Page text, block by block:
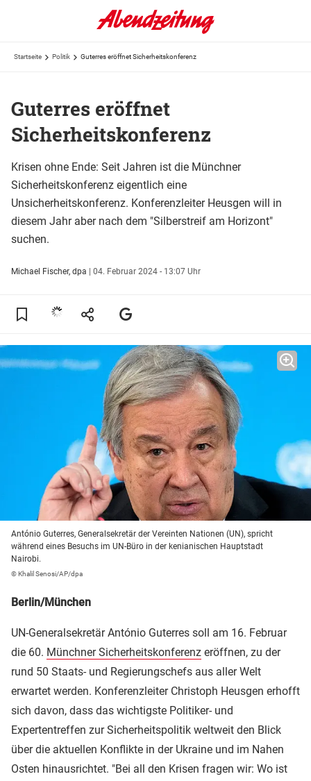
Startseite Politik Guterres eröffnet Sicherheitskonferenz
Guterres eröffnet
Sicherheitskonferenz
Krisen ohne Ende: Seit Jahren ist die Münchner
Sicherheitskonferenz eigentlich eine
Unsicherheitskonferenz. Konferenzleiter Heusgen will in
diesem Jahr aber nach dem "Silberstreif am Horizont"
suchen.
Michael Fischer, dpa | 04. Februar 2024 - 13:07 Uhr
António Guterres, Generalsekretär der Vereinten Nationen (UN), spricht
während eines Besuchs im UN-Büro in der kenianischen Hauptstadt
Nairobi.
© Khalil Senosi/AP/dpa
Berlin/München
UN-Generalsekretär António Guterres soll am 16. Februar
die 60. Münchner Sicherheitskonferenz eröffnen, zu der
rund 50 Staats- und Regierungschefs aus aller Welt
erwartet werden. Konferenzleiter Christoph Heusgen erhofft
sich davon, dass das wichtigste Politiker- und
Expertentreffen zur Sicherheitspolitik weltweit den Blick
über die aktuellen Konflikte in der Ukraine und im Nahen
Osten hinausrichtet. "Bei all den Krisen fragen wir: Wo ist